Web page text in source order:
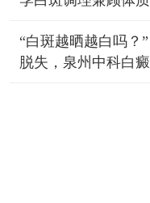
“白斑越晒越白吗？
脱失，泉州中科白